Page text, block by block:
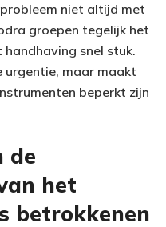
niet altijd met
groepen tegelijk het
snel stuk.
maar maakt
beperkt zijn
de
het
betrokkenen